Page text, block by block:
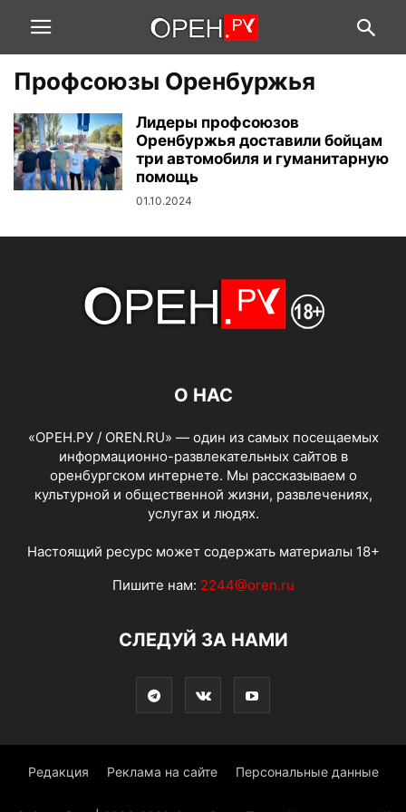
Профсоюзы Оренбуржья
Лидеры профсоюзов
Оренбуржья доставили бойцам
три автомобиля и гуманитарную
помощь
01.10.2024
О НАС
«ОРЕН.РУ / OREN.RU» — один из самых посещаемых
информационно-развлекательных сайтов в
оренбургском интернете. Мы рассказываем о
культурной и общественной жизни, развлечениях,
услугах и людях.
Настоящий ресурс может содержать материалы 18+
Пишите нам: 2244@oren.ru
СЛЕДУЙ ЗА НАМИ
Редакция Реклама на сайте Персональные данные